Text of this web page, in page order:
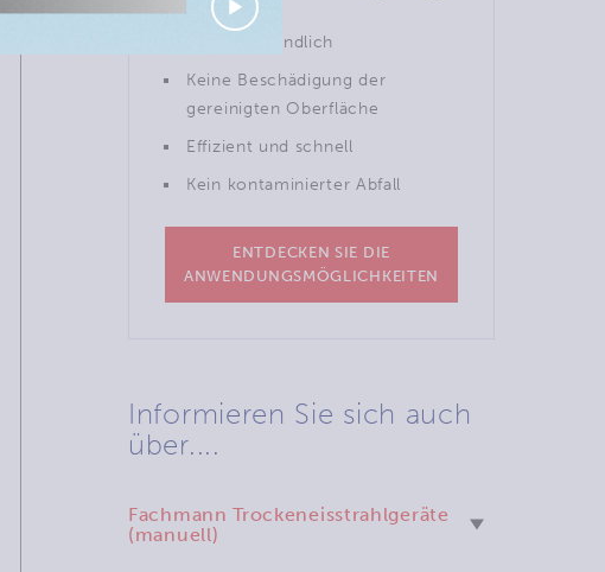
Umweltfreundlich
Keine Beschädigung der
gereinigten Oberfläche
Effizient und schnell
Kein kontaminierter Abfall
ENTDECKEN SIE DIE
ANWENDUNGSMÖGLICHKEITEN
Informieren Sie sich auch
über....
Fachmann Trockeneisstrahlgeräte
(manuell)